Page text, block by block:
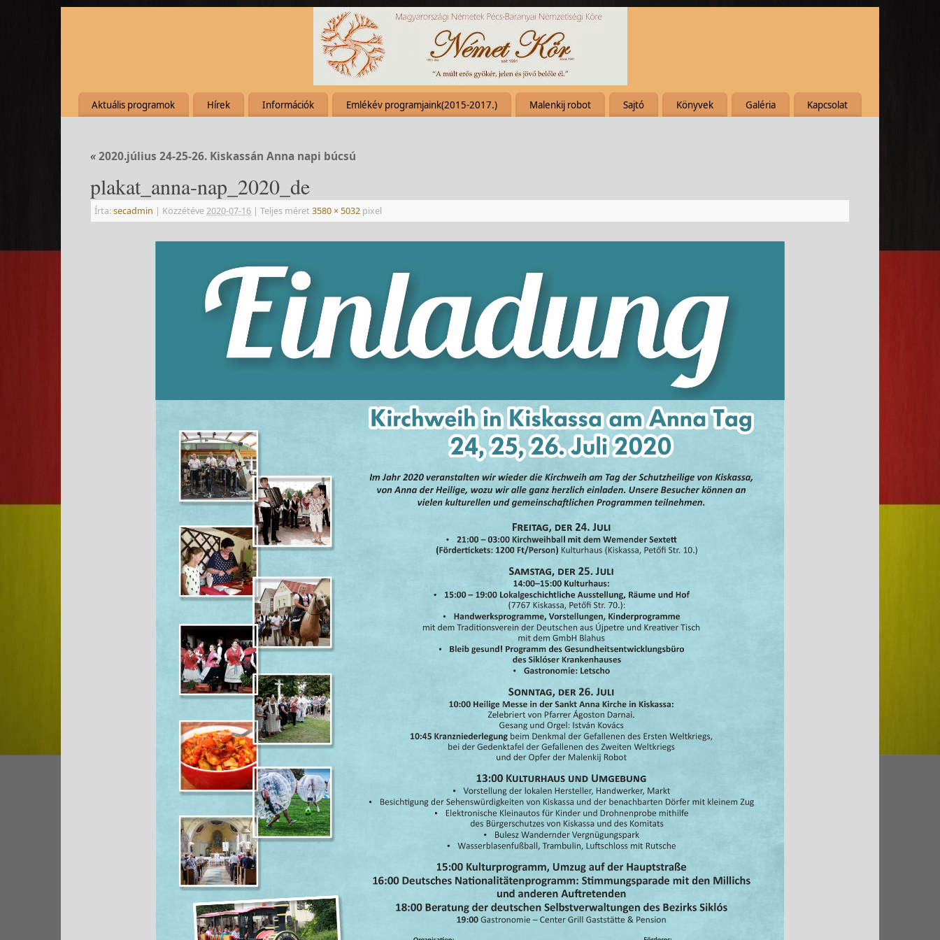
Aktuális programok Hírek Információk Emlékév programjaink(2015-2017.) Malenkij robot Sajtó Könyvek Galéria Kapcsolat
«2020.július 24-25-26. Kiskassán Anna napi búcsú
plakat_anna-nap_2020_de
Írta:secadmin | Közzétéve2020-07-16 | Teljes méret 3580 × 5032 pixel